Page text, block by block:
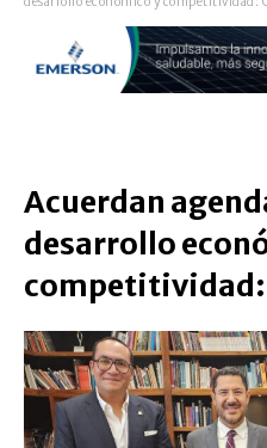
Acuerdan
desarrollo
competitividad: